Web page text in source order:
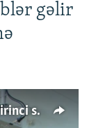
gəlir
50 min müəllim işini itirə bilər. Birinci sinfə gedənlər azalır